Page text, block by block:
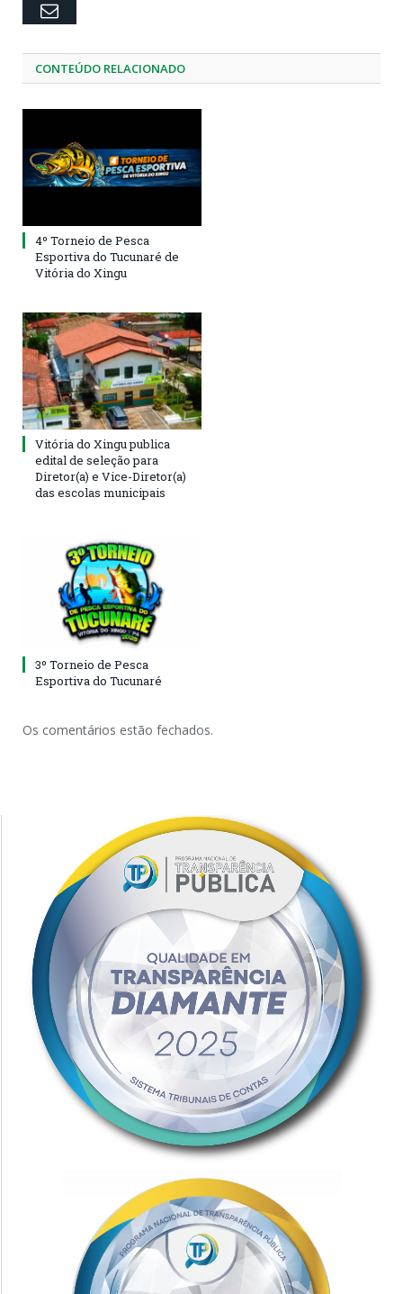
Email
CONTEÚDO RELACIONADO
4º Torneio de Pesca
Esportiva do Tucunaré de
Vitória do Xingu
Vitória do Xingu publica
edital de seleção para
Diretor(a) e Vice-Diretor(a)
das escolas municipais
3º Torneio de Pesca
Esportiva do Tucunaré
Os comentários estão fechados.